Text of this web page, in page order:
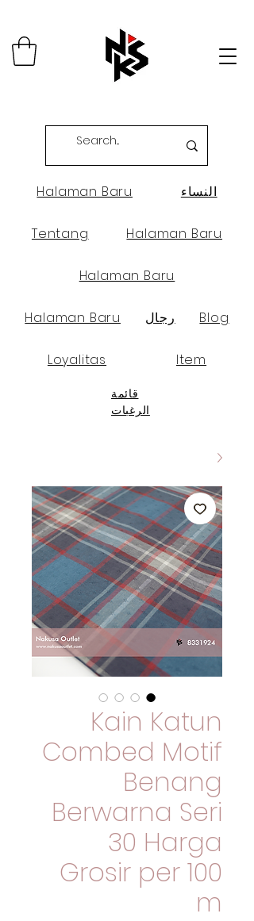
Halaman Baru النساء
Tentang Halaman Baru
Halaman Baru
Halaman Baru رجال Blog
Loyalitas Item
قائمة
الرغبات
Kain Katun
Combed Motif
Benang
Berwarna Seri
30 Harga
Grosir per 100
m